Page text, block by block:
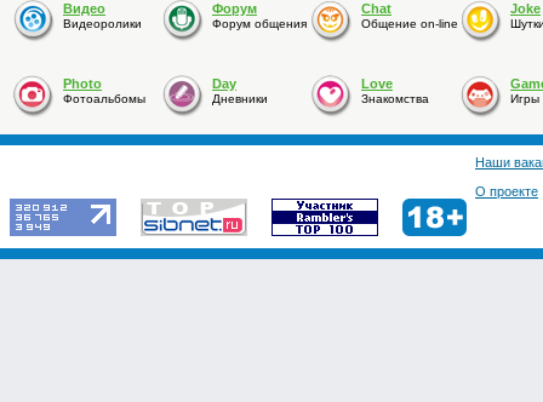
Видео
Видеоролики
Форум
Форум общения
Chat
Общение on-line
Joke
Photo
Фотоальбомы
Day
Дневники
Love
Знакомства Игры
Наши
О проекте